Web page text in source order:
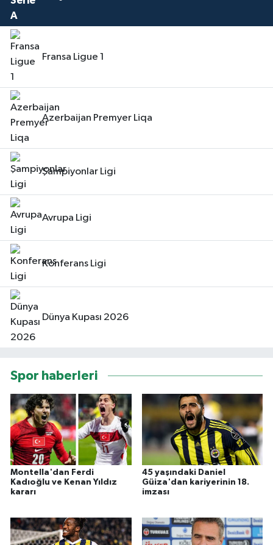
Fransa Ligue 1
Azerbaijan Premyer Liqa
Şampiyonlar Ligi
Avrupa Ligi
Konferans Ligi
Dünya Kupası 2026
Spor haberleri
Montella'dan Ferdi
Kadıoğlu ve Kenan Yıldız
kararı
45 yaşındaki Daniel
Güiza'dan kariyerinin 18.
imzası